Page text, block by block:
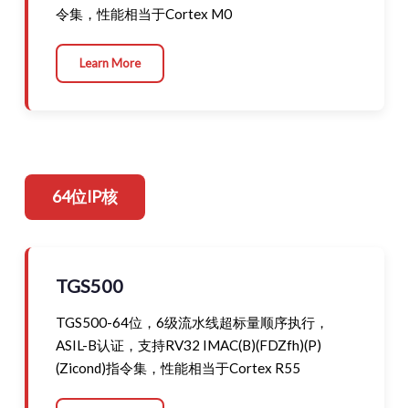
令集，性能相当于Cortex M0
Learn More
64位IP核
TGS500
TGS500-64位，6级流水线超标量顺序执行，
ASIL-B认证，支持RV32 IMAC(B)(FDZfh)(P)
(Zicond)指令集，性能相当于Cortex R55